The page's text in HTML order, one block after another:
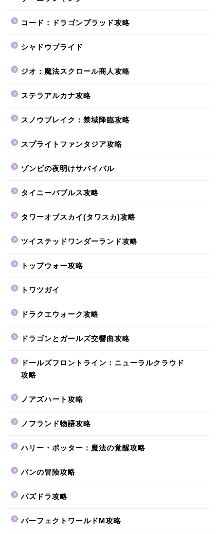
コード：ドラゴンブラッド攻略
シャドウブライド
ジオ：魔法スクロール商人攻略
ステラアルカナ攻略
スノウブレイク：禁域降臨攻略
スプライトファンタジア攻略
ゾンビの夜明けサバイバル
タイニーバブルス攻略
タワーオブスカイ(タワスカ)攻略
ツイステッドワンダーランド攻略
トップウォー攻略
トワツガイ
ドラクエウォーク攻略
ドラゴンとガールズ交響曲攻略
ドールズフロントライン：ニューラルクラウド
攻略
ノアズハート攻略
ノフランド物語攻略
ハリー・ポッター：魔法の覚醒攻略
バンの冒険攻略
パズドラ攻略
パーフェクトワールドM攻略